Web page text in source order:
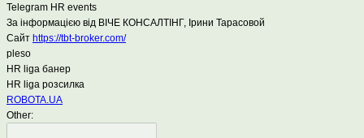
Telegram HR events
За інформацією від ВІЧЕ КОНСАЛТІНГ, Ірини Тарасовой
Сайт https://tbt-broker.com/
pleso
HR liga банер
HR liga розсилка
ROBOTA.UA
Other: